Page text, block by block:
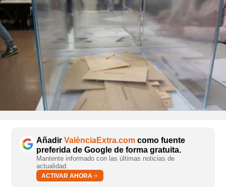
Añadir ValènciaExtra.com como fuente
preferida de Google de forma gratuita.
Mantente informado con las últimas noticias de
actualidad.
ACTIVAR AHORA